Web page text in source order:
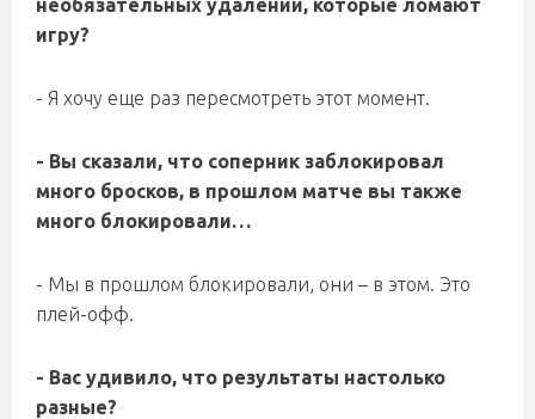
необязательных удалений, которые ломают
игру?
- Я хочу еще раз пересмотреть этот момент.
- Вы сказали, что соперник заблокировал
много бросков, в прошлом матче вы также
много блокировали…
- Мы в прошлом блокировали, они – в этом. Это
плей-офф.
- Вас удивило, что результаты настолько
разные?